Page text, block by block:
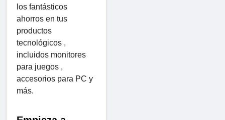
los fantásticos
ahorros en tus
productos
tecnológicos ,
incluidos monitores
para juegos ,
accesorios para PC y
más.